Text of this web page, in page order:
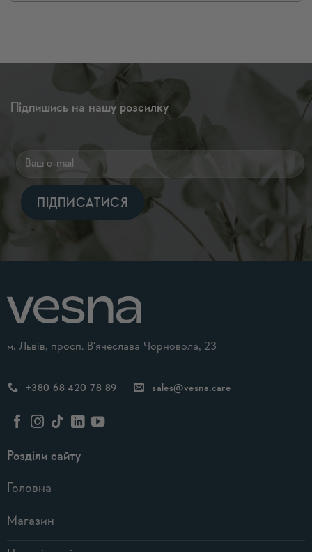
Підпишись на нашу розсилку
Alternative:
м. Львів, просп. В'ячеслава Чорновола, 23
+380 68 420 78 89 sales@vesna.care
Розділи сайту
Головна
Магазин